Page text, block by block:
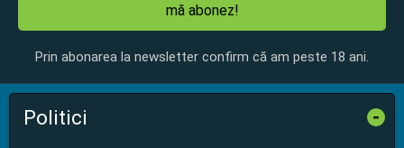
mă abonez!
Prin abonarea la newsletter confirm că am peste 18 ani.
Politici -